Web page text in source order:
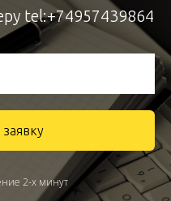
tel:+74957439864
2-х минут